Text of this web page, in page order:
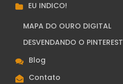
EU INDICO!
MAPA DO OURO DIGITAL
DESVENDANDO O PINTEREST
Blog
Contato